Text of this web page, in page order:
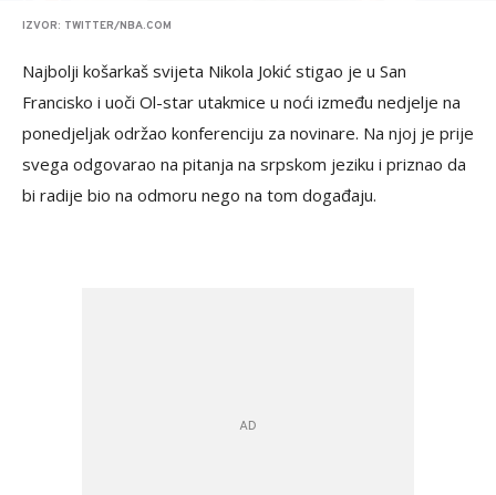
IZVOR: TWITTER/NBA.COM
Najbolji košarkaš svijeta Nikola Jokić stigao je u San
Francisko i uoči Ol-star utakmice u noći između nedjelje na
ponedjeljak održao konferenciju za novinare. Na njoj je prije
svega odgovarao na pitanja na srpskom jeziku i priznao da
bi radije bio na odmoru nego na tom događaju.